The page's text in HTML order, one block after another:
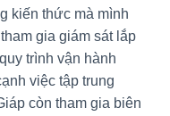
kiến thức mà mình
gia giám sát lắp
trình vận hành
việc tập trung
còn tham gia biên